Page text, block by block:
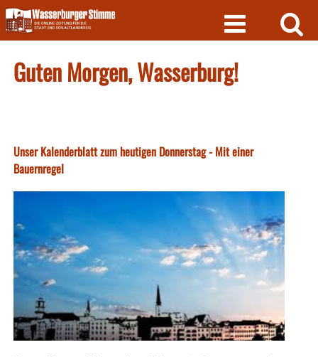
Skip
to
content
Guten Morgen, Wasserburg!
Unser Kalenderblatt zum heutigen Donnerstag - Mit einer
Bauernregel